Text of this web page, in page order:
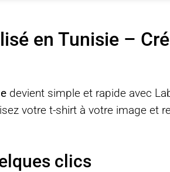
en Tunisie –
devient simple et rapide avec
votre t-shirt à votre image et
clics